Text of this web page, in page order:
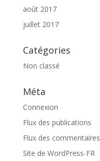
août 2017
juillet 2017
Catégories
Non classé
Méta
Connexion
Flux des publications
Flux des commentaires
Site de WordPress-FR